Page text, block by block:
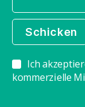
Ich
kommerzielle